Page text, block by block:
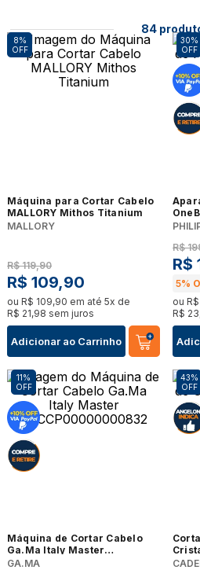
84
8%
OFF
Máquina para Cortar Cabelo
MALLORY Mithos Titanium
MALLORY
R$ 119,90
R$ 109,90
ou R$ 109,90 em até 5x de
R$ 21,98 sem juros
Adicionar ao Carrinho
30%
OFF
R$
R$
5%
ou R$
R$ 23
11%
OFF
Máquina de Cortar Cabelo
Ga.Ma Italy Master
BECCP00000000832
GA.MA
43%
OFF